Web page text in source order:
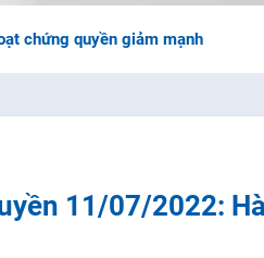
chứng quyền giảm mạnh
11/07/2022: